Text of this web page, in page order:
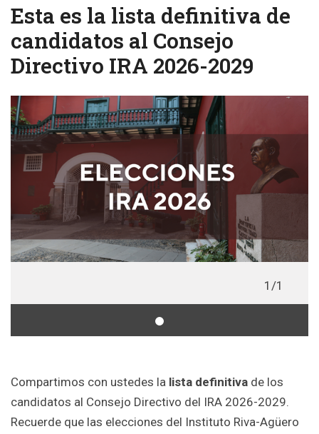
Esta es la lista definitiva de
candidatos al Consejo
Directivo IRA 2026-2029
1/1
Compartimos con ustedes la lista definitiva de los
candidatos al Consejo Directivo del IRA 2026-2029.
Recuerde que las elecciones del Instituto Riva-Agüero